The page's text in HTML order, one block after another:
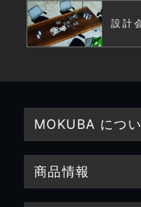
設計
MOKUBA につ
商品情報